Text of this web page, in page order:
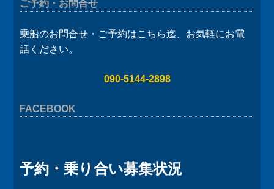
ご予約・お問合せ
乗船のお問合せ・ご予約はこちら迄、お気軽にお電
話ください。
090-5144-2898
FACEBOOK
予約・乗り合い募集状況